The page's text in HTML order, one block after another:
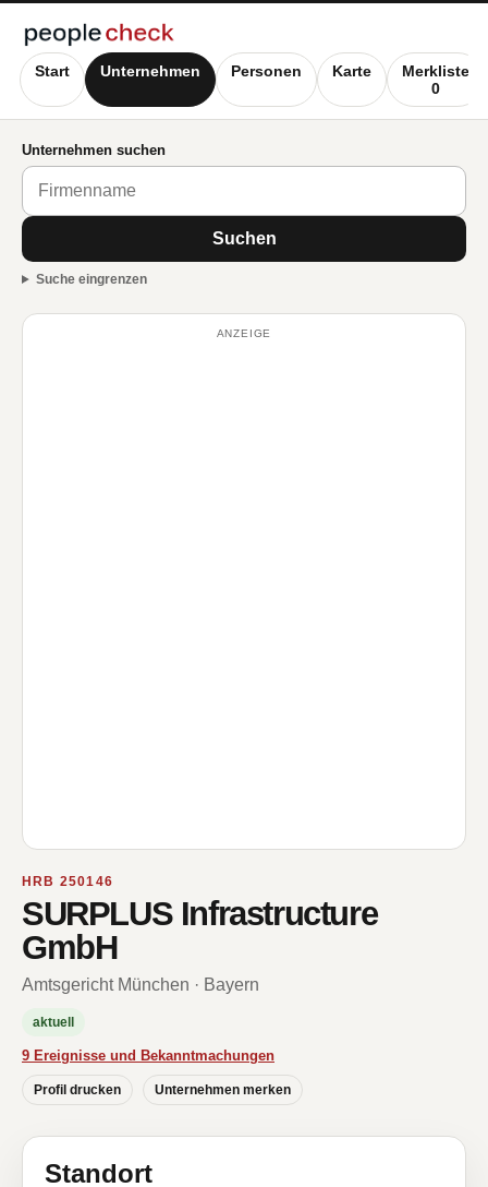
Start Unternehmen Personen Karte
Merkliste
0
Unternehmen suchen
Suchen
Suche eingrenzen
ANZEIGE
HRB 250146
SURPLUS Infrastructure
GmbH
Amtsgericht München · Bayern
aktuell
9 Ereignisse und Bekanntmachungen
Profil drucken Unternehmen merken
Standort